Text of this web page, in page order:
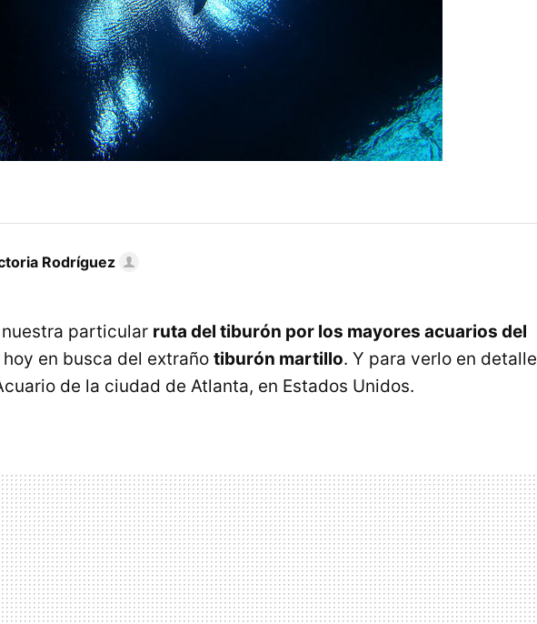
Rodríguez
particular ruta del tiburón por los mayores acuarios del
en busca del extraño tiburón martillo. Y para verlo en detalle
de la ciudad de Atlanta, en Estados Unidos.